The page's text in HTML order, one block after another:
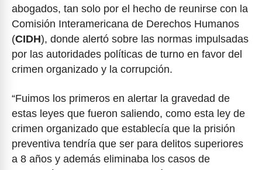
abogados, tan solo por el hecho de reunirse con la
Comisión Interamericana de Derechos Humanos
(CIDH), donde alertó sobre las normas impulsadas
por las autoridades políticas de turno en favor del
crimen organizado y la corrupción.
“Fuimos los primeros en alertar la gravedad de
estas leyes que fueron saliendo, como esta ley de
crimen organizado que establecía que la prisión
preventiva tendría que ser para delitos superiores
a 8 años y además eliminaba los casos de